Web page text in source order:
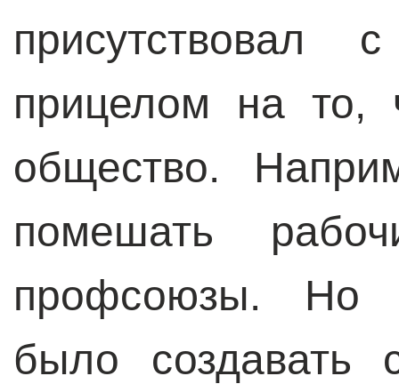
прицелом на то,
общество.
помешать
профсоюзы. Но
было создавать